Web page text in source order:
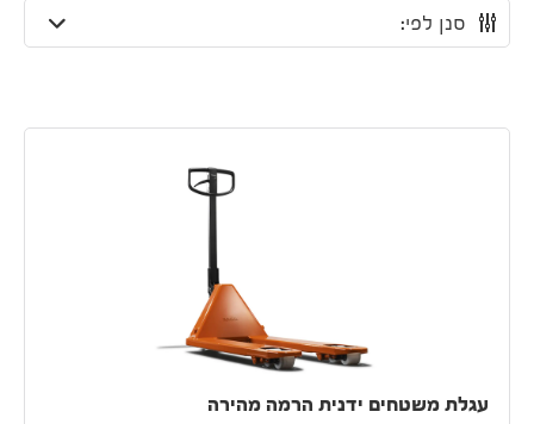
סנן לפי:
עגלת משטחים ידנית הרמה מהירה